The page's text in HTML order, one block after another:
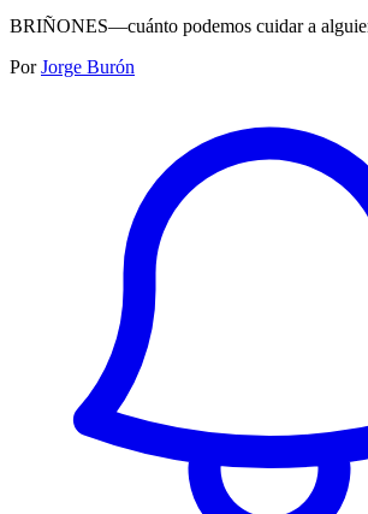
BRIÑONES‍—cuánto podemos cuidar a
Por Jorge Burón